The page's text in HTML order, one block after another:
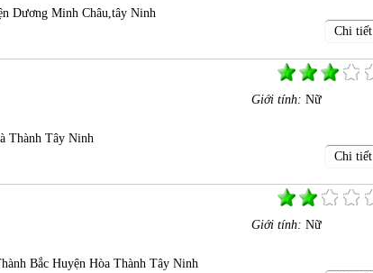
Dương Minh Châu,tây Ninh
Chi tiết
Thành Tây Ninh
Giới tính: Nữ
Chi tiết
Bắc Huyện Hòa Thành Tây Ninh
Giới tính: Nữ